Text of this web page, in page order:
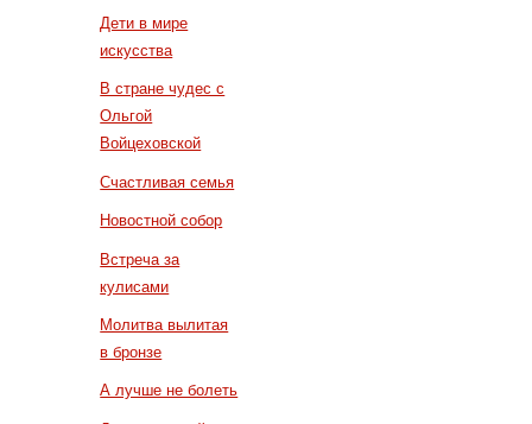
Дети в мире
искусства
В стране чудес с
Ольгой
Войцеховской
Счастливая семья
Новостной собор
Встреча за
кулисами
Молитва вылитая
в бронзе
А лучше не болеть